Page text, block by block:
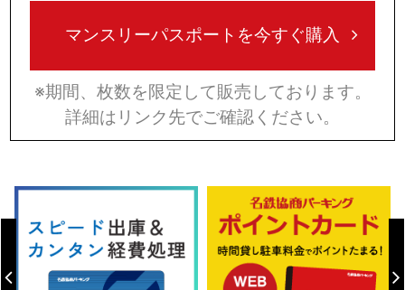
マンスリーパスポートを今すぐ購入
※期間、枚数を限定して販売しております。
詳細はリンク先でご確認ください。